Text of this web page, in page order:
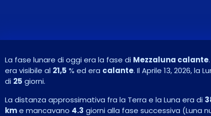
La fase lunare di oggi era la fase di Mezzaluna calante
era visibile al 21,5 % ed era calante. Il Aprile 13, 2026, la
di 25 giorni.
La distanza approssimativa fra la Terra e la Luna era di
kme mancavano 4.3 giorni alla fase successiva (Luna